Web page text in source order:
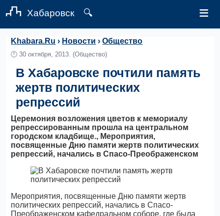
Хабаровск 🔍 ≡
Khabara.Ru › Новости ›Общество
🕛30 октября, 2013. (Общество)
В Хабаровске почтили память
жертв политических
репрессий
Церемония возложения цветов к мемориалу
репрессированным прошла на центральном
городском кладбище., Мероприятия,
посвященные Дню памяти жертв политических
репрессий, начались в Спасо-Преображенском
Мероприятия, посвященные Дню памяти жертв
политических репрессий, начались в Спасо-
Преображенском кафедральном соборе, где была